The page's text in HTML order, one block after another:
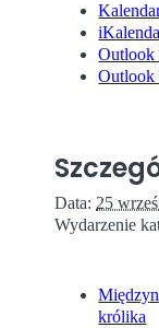
Outlook
Outlook
Data: 25
Wydarzenie
królika